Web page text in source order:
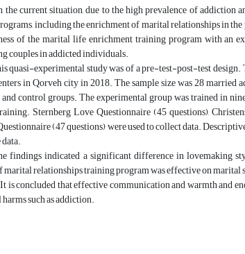
the current situation, due to the high prevalence of addiction
including the enrichment of marital relationships in
of the marital life enrichment training program with an
couples in addicted individuals.
quasi-experimental study was of a pre-test-post-test
in Qorveh city in 2018. The sample size was 28
control groups. The experimental group was trained in
Sternberg Love Questionnaire (45 questions),
(47 questions) were used to collect data.
findings indicated a significant difference in lovemaking
relationships training program was effective on
It is concluded that effective communication and warmth and
such as addiction.